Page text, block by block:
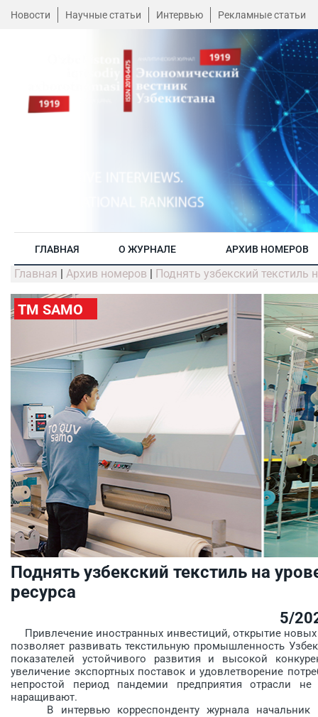
Новости Научные статьи Интервью Рекламные статьи
ГЛАВНАЯ О ЖУРНАЛЕ АРХИВ НОМЕРОВ
Главная | Архив номеров | Поднять узбекский текстиль
ТМ SAMO
Поднять узбекский текстиль на
ресурса
5/
Привлечение иностранных инвестиций, открытие
позволяет развивать текстильную промышленность
показателей устойчивого развития и высокой
увеличение экспортных поставок и удовлетворение
непростой период пандемии предприятия отрасли
наращивают.
В интервью корреспонденту журнала начальник